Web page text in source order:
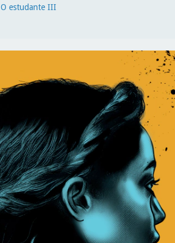
O estudante III